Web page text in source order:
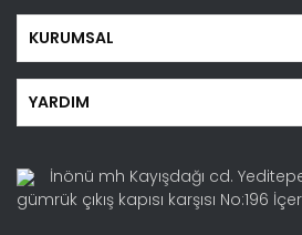
KURUMSAL
YARDIM
İnönü mh Kayışdağı cd.
gümrük çıkış kapısı karşısı No:196